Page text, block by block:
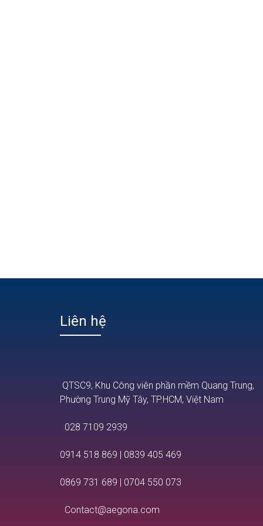
Liên hệ
QTSC9, Khu Công viên phần mềm Quang Trung,
Phường Trung Mỹ Tây, TP.HCM, Việt Nam
028 7109 2939
0914 518 869 | 0839 405 469
0869 731 689 | 0704 550 073
Contact@aegona.com